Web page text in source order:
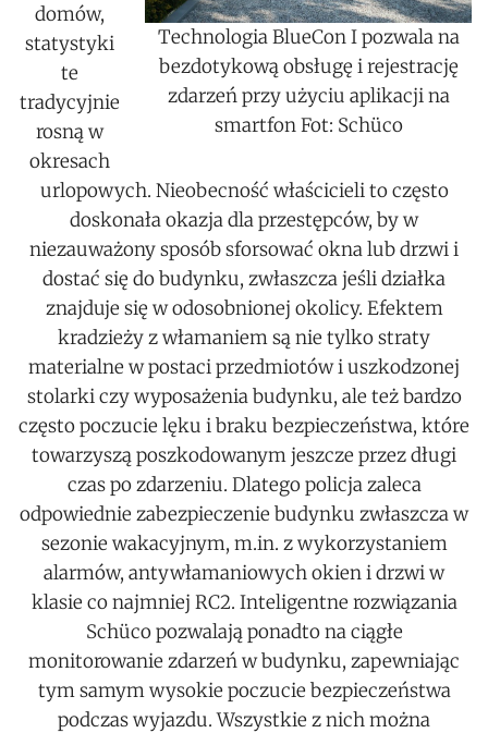
Technologia BlueCon I pozwala na
bezdotykową obsługę i rejestrację
zdarzeń przy użyciu aplikacji na
smartfon Fot: Schüco
domów,
statystyki
te
tradycyjnie
rosną w
okresach
urlopowych. Nieobecność właścicieli to często
doskonała okazja dla przestępców, by w
niezauważony sposób sforsować okna lub drzwi i
dostać się do budynku, zwłaszcza jeśli działka
znajduje się w odosobnionej okolicy. Efektem
kradzieży z włamaniem są nie tylko straty
materialne w postaci przedmiotów i uszkodzonej
stolarki czy wyposażenia budynku, ale też bardzo
często poczucie lęku i braku bezpieczeństwa, które
towarzyszą poszkodowanym jeszcze przez długi
czas po zdarzeniu. Dlatego policja zaleca
odpowiednie zabezpieczenie budynku zwłaszcza w
sezonie wakacyjnym, m.in. z wykorzystaniem
alarmów, antywłamaniowych okien i drzwi w
klasie co najmniej RC2. Inteligentne rozwiązania
Schüco pozwalają ponadto na ciągłe
monitorowanie zdarzeń w budynku, zapewniając
tym samym wysokie poczucie bezpieczeństwa
podczas wyjazdu. Wszystkie z nich można